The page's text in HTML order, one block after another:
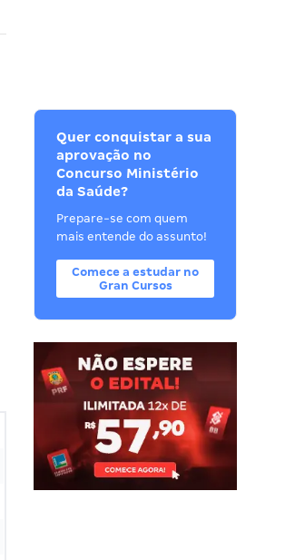
Quer conquistar a sua
aprovação no
Concurso Ministério
da Saúde?
Prepare-se com quem
mais entende do assunto!
Comece a estudar no
Gran Cursos